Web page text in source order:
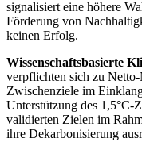
signalisiert eine höhere
Förderung von
keinen Erfolg.
Wissenschaftsbasierte
verpflichten sich zu
Zwischenziele im
Unterstützung des 1,5°C-
validierten Zielen im
ihre Dekarbonisierung